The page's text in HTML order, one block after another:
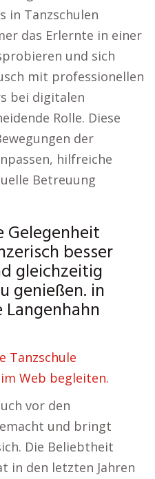
in Tanzschulen
das Erlernte in einer
und sich
mit professionellen
bei digitalen
Rolle. Diese
der
hilfreiche
Betreuung
Gelegenheit
besser
gleichzeitig
genießen. in
Langenhahn
Tanzschule
Web begleiten.
vor den
und bringt
Die Beliebtheit
in den letzten Jahren